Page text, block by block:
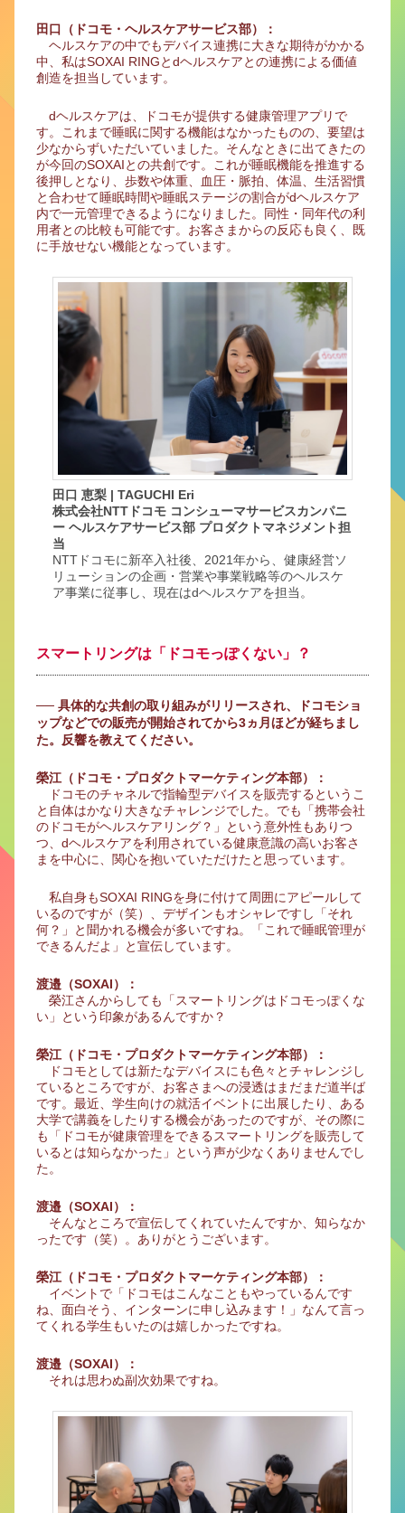
田口（ドコモ・ヘルスケアサービス部）：
ヘルスケアの中でもデバイス連携に大きな期待がかかる
中、私はSOXAI RINGとdヘルスケアとの連携による価値
創造を担当しています。
dヘルスケアは、ドコモが提供する健康管理アプリで
す。これまで睡眠に関する機能はなかったものの、要望は
少なからずいただいていました。そんなときに出てきたの
が今回のSOXAIとの共創です。これが睡眠機能を推進する
後押しとなり、歩数や体重、血圧・脈拍、体温、生活習慣
と合わせて睡眠時間や睡眠ステージの割合がdヘルスケア
内で一元管理できるようになりました。同性・同年代の利
用者との⽐較も可能です。お客さまからの反応も良く、既
に手放せない機能となっています。
田口 恵梨 | TAGUCHI Eri
株式会社NTTドコモ コンシューマサービスカンパニ
ー ヘルスケアサービス部 プロダクトマネジメント担
当
NTTドコモに新卒入社後、2021年から、健康経営ソ
リューションの企画・営業や事業戦略等のヘルスケ
ア事業に従事し、現在はdヘルスケアを担当。
スマートリングは「ドコモっぽくない」？
── 具体的な共創の取り組みがリリースされ、ドコモショ
ップなどでの販売が開始されてから3ヵ月ほどが経ちまし
た。反響を教えてください。
榮江（ドコモ・プロダクトマーケティング本部）：
ドコモのチャネルで指輪型デバイスを販売するというこ
と自体はかなり大きなチャレンジでした。でも「携帯会社
のドコモがヘルスケアリング？」という意外性もありつ
つ、dヘルスケアを利用されている健康意識の高いお客さ
まを中心に、関心を抱いていただけたと思っています。
私自身もSOXAI RINGを身に付けて周囲にアピールして
いるのですが（笑）、デザインもオシャレですし「それ
何？」と聞かれる機会が多いですね。「これで睡眠管理が
できるんだよ」と宣伝しています。
渡邉（SOXAI）：
榮江さんからしても「スマートリングはドコモっぽくな
い」という印象があるんですか？
榮江（ドコモ・プロダクトマーケティング本部）：
ドコモとしては新たなデバイスにも色々とチャレンジし
ているところですが、お客さまへの浸透はまだまだ道半ば
です。最近、学生向けの就活イベントに出展したり、ある
大学で講義をしたりする機会があったのですが、その際に
も「ドコモが健康管理をできるスマートリングを販売して
いるとは知らなかった」という声が少なくありませんでし
た。
渡邉（SOXAI）：
そんなところで宣伝してくれていたんですか、知らなか
ったです（笑）。ありがとうございます。
榮江（ドコモ・プロダクトマーケティング本部）：
イベントで「ドコモはこんなこともやっているんです
ね、面白そう、インターンに申し込みます！」なんて言っ
てくれる学生もいたのは嬉しかったですね。
渡邉（SOXAI）：
それは思わぬ副次効果ですね。